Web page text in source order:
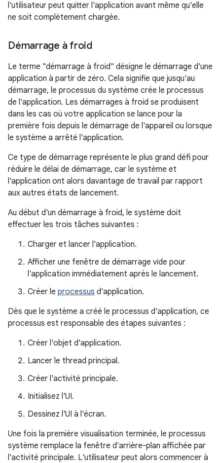
l'utilisateur peut quitter l'application avant même qu'elle
ne soit complètement chargée.
Démarrage à froid
Le terme "démarrage à froid" désigne le démarrage d'une
application à partir de zéro. Cela signifie que jusqu'au
démarrage, le processus du système crée le processus
de l'application. Les démarrages à froid se produisent
dans les cas où votre application se lance pour la
première fois depuis le démarrage de l'appareil ou lorsque
le système a arrêté l'application.
Ce type de démarrage représente le plus grand défi pour
réduire le délai de démarrage, car le système et
l'application ont alors davantage de travail par rapport
aux autres états de lancement.
Au début d'un démarrage à froid, le système doit
effectuer les trois tâches suivantes :
Charger et lancer l'application.
Afficher une fenêtre de démarrage vide pour
l'application immédiatement après le lancement.
Créer le processus d'application.
Dès que le système a créé le processus d'application, ce
processus est responsable des étapes suivantes :
Créer l'objet d'application.
Lancer le thread principal.
Créer l'activité principale.
Initialisez l'UI.
Dessinez l'UI à l'écran.
Une fois la première visualisation terminée, le processus
système remplace la fenêtre d'arrière-plan affichée par
l'activité principale. L'utilisateur peut alors commencer à